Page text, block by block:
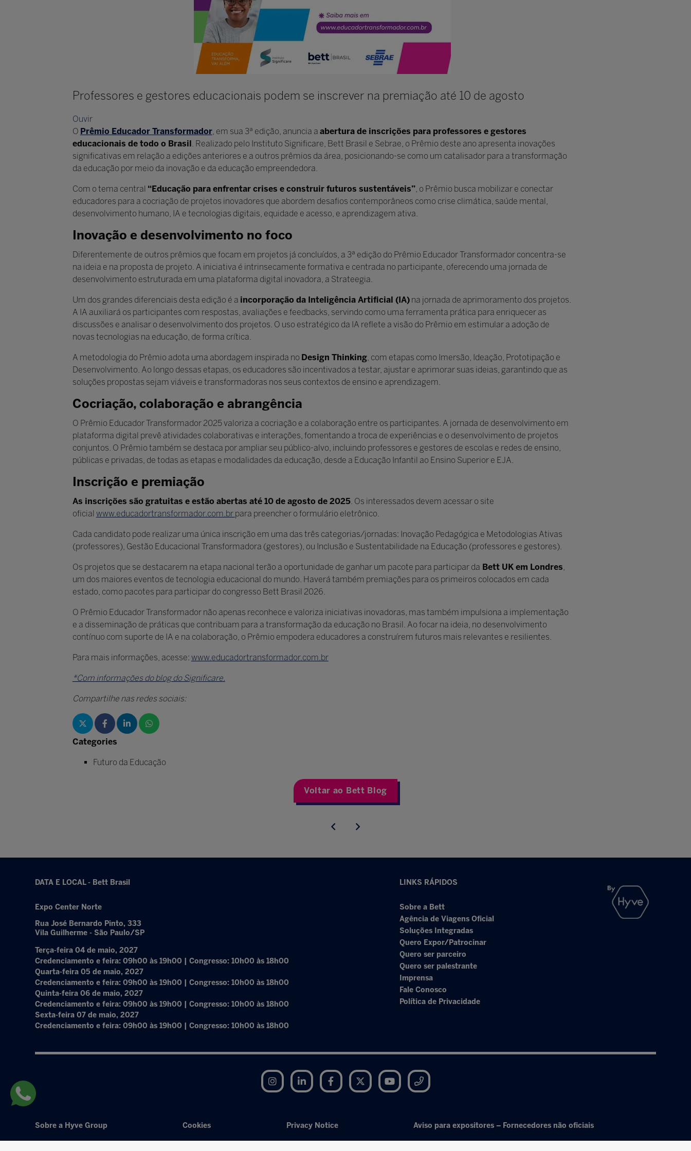
Professores e gestores educacionais podem se inscrever na premiação até 10 de agosto
Ouvir
O Prêmio Educador Transformador, em sua 3ª edição, anuncia a abertura de inscrições para professores e gestores
educacionais de todo o Brasil. Realizado pelo Instituto Significare, Bett Brasil e Sebrae, o Prêmio deste ano apresenta inovações
significativas em relação a edições anteriores e a outros prêmios da área, posicionando-se como um catalisador para a transformação
da educação por meio da inovação e da educação empreendedora.
Com o tema central “Educação para enfrentar crises e construir futuros sustentáveis”, o Prêmio busca mobilizar e conectar
educadores para a cocriação de projetos inovadores que abordem desafios contemporâneos como crise climática, saúde mental,
desenvolvimento humano, IA e tecnologias digitais, equidade e acesso, e aprendizagem ativa.
Inovação e desenvolvimento no foco
Diferentemente de outros prêmios que focam em projetos já concluídos, a 3ª edição do Prêmio Educador Transformador concentra-se
na ideia e na proposta de projeto. A iniciativa é intrinsecamente formativa e centrada no participante, oferecendo uma jornada de
desenvolvimento estruturada em uma plataforma digital inovadora, a Strateegia.
Um dos grandes diferenciais desta edição é a incorporação da Inteligência Artificial (IA)na jornada de aprimoramento dos projetos.
A IA auxiliará os participantes com respostas, avaliações e feedbacks, servindo como uma ferramenta prática para enriquecer as
discussões e analisar o desenvolvimento dos projetos. O uso estratégico da IA reflete a visão do Prêmio em estimular a adoção de
novas tecnologias na educação, de forma crítica.
A metodologia do Prêmio adota uma abordagem inspirada no Design Thinking, com etapas como Imersão, Ideação, Prototipação e
Desenvolvimento. Ao longo dessas etapas, os educadores são incentivados a testar, ajustar e aprimorar suas ideias, garantindo que as
soluções propostas sejam viáveis e transformadoras nos seus contextos de ensino e aprendizagem.
Cocriação, colaboração e abrangência
O Prêmio Educador Transformador 2025 valoriza a cocriação e a colaboração entre os participantes. A jornada de desenvolvimento em
plataforma digital prevê atividades colaborativas e interações, fomentando a troca de experiências e o desenvolvimento de projetos
conjuntos. O Prêmio também se destaca por ampliar seu público-alvo, incluindo professores e gestores de escolas e redes de ensino,
públicas e privadas, de todas as etapas e modalidades da educação, desde a Educação Infantil ao Ensino Superior e EJA.
Inscrição e premiação
As inscrições são gratuitas e estão abertas até 10 de agosto de 2025. Os interessados devem acessar o site
oficial www.educadortransformador.com.br para preencher o formulário eletrônico.
Cada candidato pode realizar uma única inscrição em uma das três categorias/jornadas: Inovação Pedagógica e Metodologias Ativas
(professores), Gestão Educacional Transformadora (gestores), ou Inclusão e Sustentabilidade na Educação (professores e gestores).
Os projetos que se destacarem na etapa nacional terão a oportunidade de ganhar um pacote para participar da Bett UK em Londres,
um dos maiores eventos de tecnologia educacional do mundo. Haverá também premiações para os primeiros colocados em cada
estado, como pacotes para participar do congresso Bett Brasil 2026.
O Prêmio Educador Transformador não apenas reconhece e valoriza iniciativas inovadoras, mas também impulsiona a implementação
e a disseminação de práticas que contribuam para a transformação da educação no Brasil. Ao focar na ideia, no desenvolvimento
contínuo com suporte de IA e na colaboração, o Prêmio empodera educadores a construírem futuros mais relevantes e resilientes.
Para mais informações, acesse: www.educadortransformador.com.br
*Com informações do blog do Significare.
Compartilhe nas redes sociais:
Categories
Futuro da Educação
Voltar ao Bett Blog
DATA E LOCAL - Bett Brasil
Expo Center Norte
Rua José Bernardo Pinto, 333
Vila Guilherme - São Paulo/SP
Terça-feira 04 de maio, 2027
Credenciamento e feira: 09h00 às 19h00 | Congresso: 10h00 às 18h00
Quarta-feira 05 de maio, 2027
Credenciamento e feira: 09h00 às 19h00 | Congresso: 10h00 às 18h00
Quinta-feira 06 de maio, 2027
Credenciamento e feira: 09h00 às 19h00 | Congresso: 10h00 às 18h00
Sexta-feira 07 de maio, 2027
Credenciamento e feira: 09h00 às 19h00 | Congresso: 10h00 às 18h00
LINKS RÁPIDOS
Sobre a Bett
Agência de Viagens Oficial
Soluções Integradas
Quero Expor/Patrocinar
Quero ser parceiro
Quero ser palestrante
Imprensa
Fale Conosco
Política de Privacidade
Instagram LinkedIn Facebook Twitter YouTube
Sobre a Hyve Group Cookies Privacy Notice Aviso para expositores – Fornecedores não oficiais